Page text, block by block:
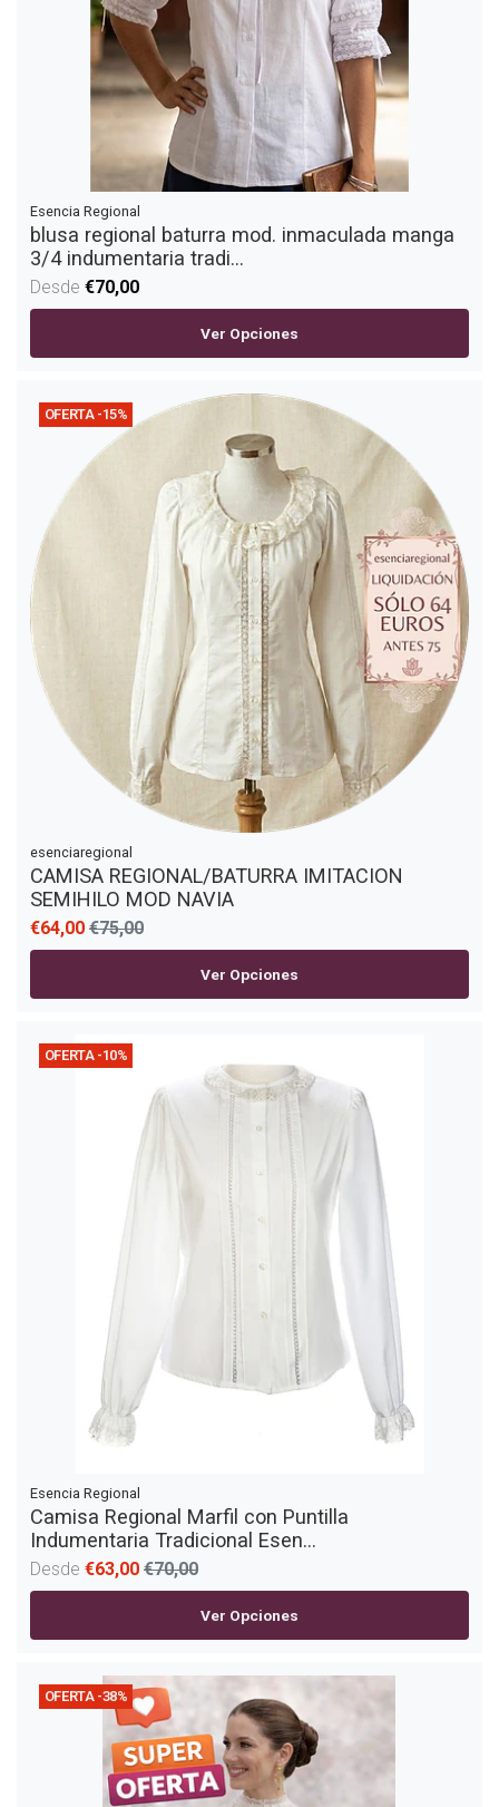
Esencia Regional
blusa regional baturra mod. inmaculada manga
3/4 indumentaria tradi...
Desde €70,00
Ver Opciones
OFERTA -15%
esenciaregional
CAMISA REGIONAL/BATURRA IMITACION
SEMIHILO MOD NAVIA
€64,00 €75,00
Ver Opciones
OFERTA -10%
Esencia Regional
Camisa Regional Marfil con Puntilla
Indumentaria Tradicional Esen...
Desde €63,00 €70,00
Ver Opciones
OFERTA -38%